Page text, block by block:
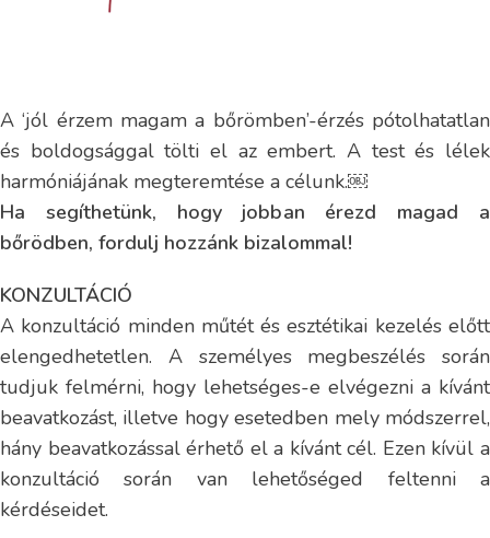
A ‘jól érzem magam a bőrömben’-érzés pótolhatatlan
és boldogsággal tölti el az embert. A test és lélek
harmóniájának megteremtése a célunk.￼
Ha segíthetünk, hogy jobban érezd magad a
bőrödben, fordulj hozzánk bizalommal!
KONZULTÁCIÓ
A konzultáció minden műtét és esztétikai kezelés előtt
elengedhetetlen. A személyes megbeszélés során
tudjuk felmérni, hogy lehetséges-e elvégezni a kívánt
beavatkozást, illetve hogy esetedben mely módszerrel,
hány beavatkozással érhető el a kívánt cél. Ezen kívül a
konzultáció során van lehetőséged feltenni a
kérdéseidet.